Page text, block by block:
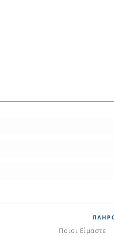
Ποιοι Είμαστε